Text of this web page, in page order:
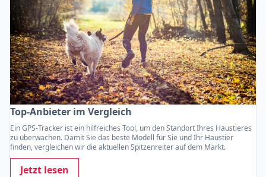
Top-Anbieter im Vergleich
Ein GPS-Tracker ist ein hilfreiches Tool, um den Standort Ihres Haustieres
zu überwachen. Damit Sie das beste Modell für Sie und Ihr Haustier
finden, vergleichen wir die aktuellen Spitzenreiter auf dem Markt.
Jetzt lesen